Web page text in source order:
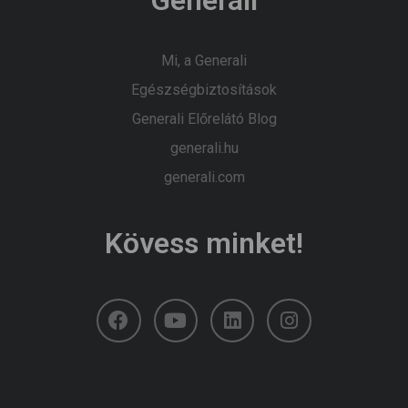
Mi, a Generali
Egészségbiztosítások
Generali Előrelátó Blog
generali.hu
generali.com
Kövess minket!